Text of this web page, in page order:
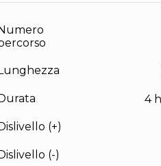
4
(+)
(-)